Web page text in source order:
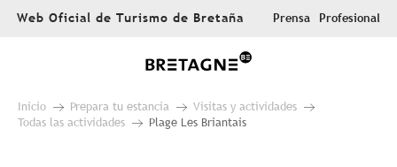
AllerWeb Oficial de Turismo de Bretaña Prensa Profesional
Inicio Prepara tu estancia
Visitas y actividades
Todas las actividades
Plage Les Briantais